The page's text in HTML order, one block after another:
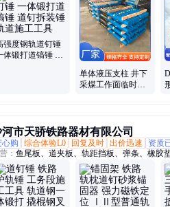
强度钢轨道钉锤
体锻打道镐锤 道
单体液压支柱 井下
采煤工作面临时支
市天骄铁路器材有限公司
心购
综合体验L0 回复及时 出价迅速 资质
： 鱼尾板、道夹板、轨距挡板、弹条、橡胶
器、钢轨急救器、无孔夹具、道岔钩锁器、吊
手、翻轨器、羊角撬棍、道镐、九齿钢叉、三
紧固器、扳道器、复轨器、拉轨器、锚固架